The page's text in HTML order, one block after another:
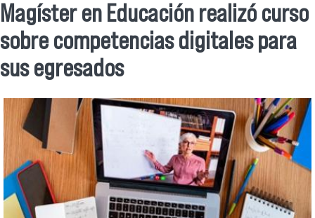
Se encuentra usted aquí
Magíster en Educación realizó curso
sobre competencias digitales para
sus egresados